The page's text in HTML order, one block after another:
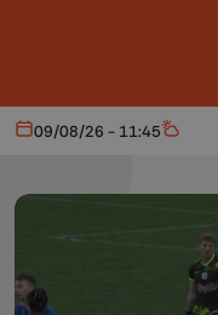
Aujourd'hui
09/08/26 - 11:45 Météo